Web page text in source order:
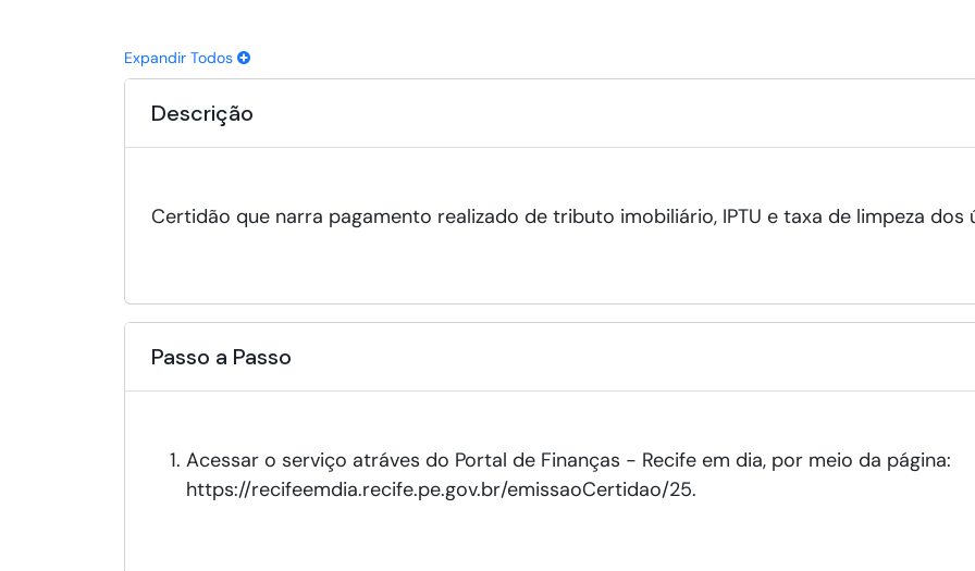
Expandir Todos
Descrição
Certidão que narra pagamento realizado de tributo imobiliário, IPTU e taxa de limpeza dos
Passo a Passo
Acessar o serviço atráves do Portal de Finanças - Recife em dia, por meio da página:
https://recifeemdia.recife.pe.gov.br/emissaoCertidao/25.